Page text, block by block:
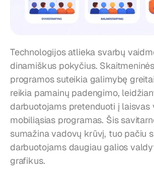
Technologijos atlieka svarbų
dinamiškus pokyčius.
programos suteikia galimybę
reikia pamainų padengimo,
darbuotojams pretenduoti į laisvas
mobiliąsias programas. Šis
sumažina vadovų krūvį, tuo pačiu
darbuotojams daugiau galios
grafikus.